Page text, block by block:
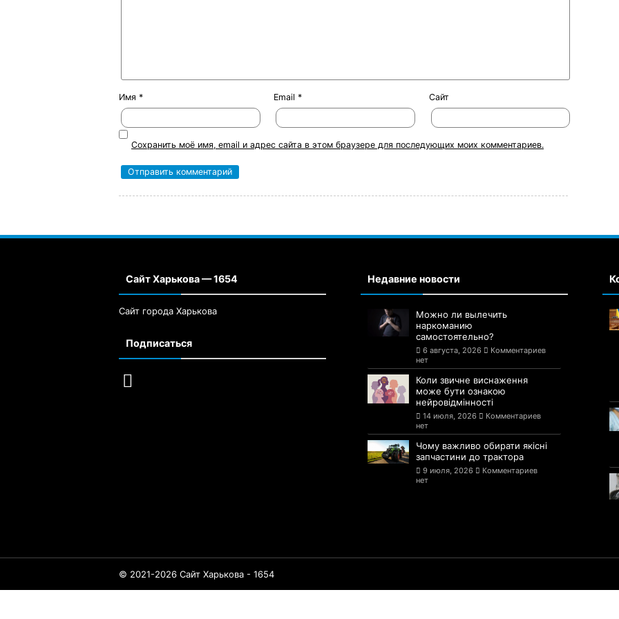
Имя * Email* Сайт
Сохранить моё имя, email и адрес сайта в этом браузере для последующих моих комментариев.
Сайт Харькова — 1654
Сайт города Харькова
Подписаться
Недавние новости
Можно ли вылечить
наркоманию
самостоятельно?
6 августа, 2026
Комментариев
нет
Коли звичне виснаження
може бути ознакою
нейровідмінності
14 июля, 2026
Комментариев
нет
Чому важливо обирати якісні
запчастини до трактора
9 июля, 2026
Комментариев
нет
© 2021-2026 Сайт Харькова - 1654